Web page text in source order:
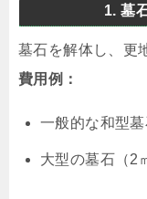
1. 墓
墓石を解体し、更
費用例：
一般的な和型
大型の墓石（2